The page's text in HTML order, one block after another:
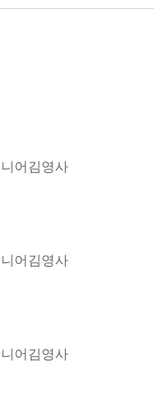
어김영사
어김영사
어김영사